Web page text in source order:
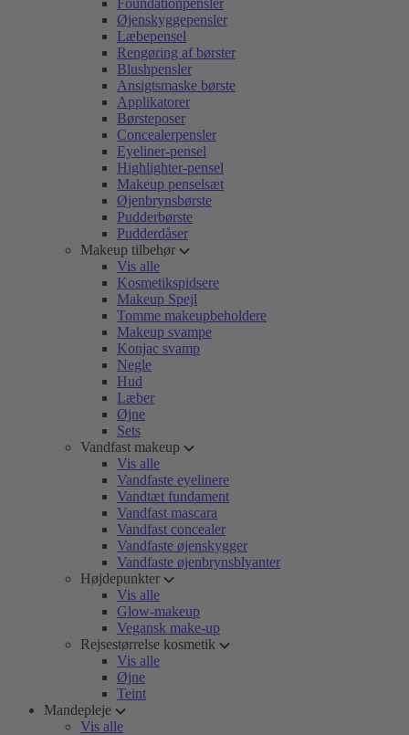
Foundationpensler
Øjenskyggepensler
Læbepensel
Rengøring af børster
Blushpensler
Ansigtsmaske børste
Applikatorer
Børsteposer
Concealerpensler
Eyeliner-pensel
Highlighter-pensel
Makeup penselsæt
Øjenbrynsbørste
Pudderbørste
Pudderdåser
Makeup tilbehør
Vis alle
Kosmetikspidsere
Makeup Spejl
Tomme makeupbeholdere
Makeup svampe
Konjac svamp
Negle
Hud
Læber
Øjne
Sets
Vandfast makeup
Vis alle
Vandfaste eyelinere
Vandtæt fundament
Vandfast mascara
Vandfast concealer
Vandfaste øjenskygger
Vandfaste øjenbrynsblyanter
Højdepunkter
Vis alle
Glow-makeup
Vegansk make-up
Rejsestørrelse kosmetik
Vis alle
Øjne
Teint
Mandepleje
Vis alle